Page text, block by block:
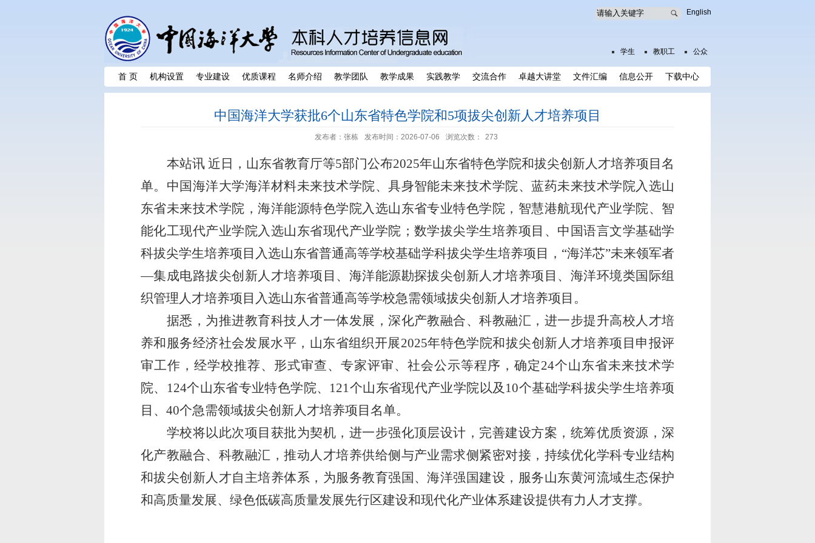
English
学生 教职工 公众
首 页 机构设置 专业建设 优质课程 名师介绍 教学团队 教学成果 实践教学 交流合作 卓越大讲堂 文件汇编 信息公开 下载中心
中国海洋大学获批6个山东省特色学院和5项拔尖创新人才培养项目
发布者：张栋 发布时间：2026-07-06 浏览次数： 273
本站讯 近日，山东省教育厅等5部门公布2025年山东省特色学院和拔尖创新人才培养项目名
单。中国海洋大学海洋材料未来技术学院、具身智能未来技术学院、蓝药未来技术学院入选山
东省未来技术学院，海洋能源特色学院入选山东省专业特色学院，智慧港航现代产业学院、智
能化工现代产业学院入选山东省现代产业学院；数学拔尖学生培养项目、中国语言文学基础学
科拔尖学生培养项目入选山东省普通高等学校基础学科拔尖学生培养项目， “海洋芯”未来领军者
—集成电路拔尖创新人才培养项目、海洋能源勘探拔尖创新人才培养项目、海洋环境类国际组
织管理人才培养项目入选山东省普通高等学校急需领域拔尖创新人才培养项目。
据悉，为推进教育科技人才一体发展，深化产教融合、科教融汇，进一步提升高校人才培
养和服务经济社会发展水平，山东省组织开展2025年特色学院和拔尖创新人才培养项目申报评
审工作，经学校推荐、形式审查、专家评审、社会公示等程序，确定24个山东省未来技术学
院、 124个山东省专业特色学院、 121个山东省现代产业学院以及 10个基础学科拔尖学生培养项
目、 40个急需领域拔尖创新人才培养项目名单。
学校将以此次项目获批为契机，进一步强化顶层设计，完善建设方案，统筹优质资源，深
化产教融合、科教融汇，推动人才培养供给侧与产业需求侧紧密对接，持续优化学科专业结构
和拔尖创新人才自主培养体系，为服务教育强国、海洋强国建设，服务山东黄河流域生态保护
和高质量发展、绿色低碳高质量发展先行区建设和现代化产业体系建设提供有力人才支撑。